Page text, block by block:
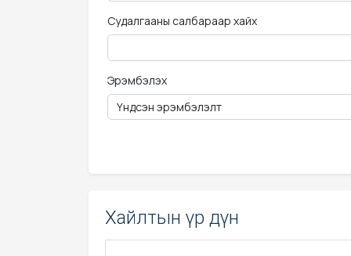
Судалгааны салбараар хайх
Эрэмбэлэх
Хайлтын үр дүн